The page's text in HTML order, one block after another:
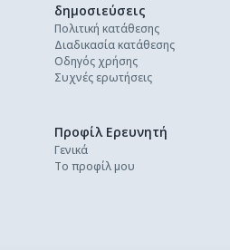
δημοσιεύσεις
Πολιτική κατάθεσης
Διαδικασία κατάθεσης
Οδηγός χρήσης
Συχνές ερωτήσεις
Προφίλ Ερευνητή
Γενικά
Το προφίλ μου